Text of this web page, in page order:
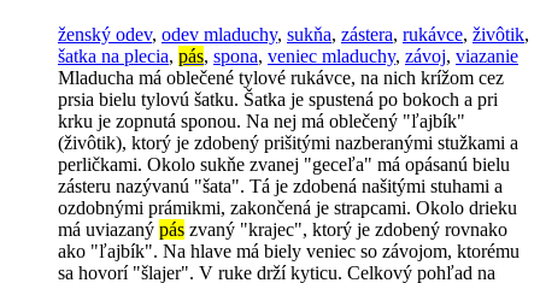
ženský odev, odev mladuchy, sukňa, zástera, rukávce, živôtik,
šatka na plecia, pás, spona, veniec mladuchy, závoj, viazanie
Mladucha má oblečené tylové rukávce, na nich krížom cez
prsia bielu tylovú šatku. Šatka je spustená po bokoch a pri
krku je zopnutá sponou. Na nej má oblečený "ľajbík"
(živôtik), ktorý je zdobený prišitými nazberanými stužkami a
perličkami. Okolo sukňe zvanej "geceľa" má opásanú bielu
zásteru nazývanú "šata". Tá je zdobená našitými stuhami a
ozdobnými prámikmi, zakončená je strapcami. Okolo drieku
má uviazaný pás zvaný "krajec", ktorý je zdobený rovnako
ako "ľajbík". Na hlave má biely veniec so závojom, ktorému
sa hovorí "šlajer". V ruke drží kyticu. Celkový pohľad na